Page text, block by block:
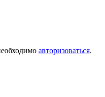
авторизоваться.